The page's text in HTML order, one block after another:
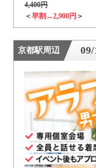
4,400円
＜早割→2,900円 ＞
京都駅周辺